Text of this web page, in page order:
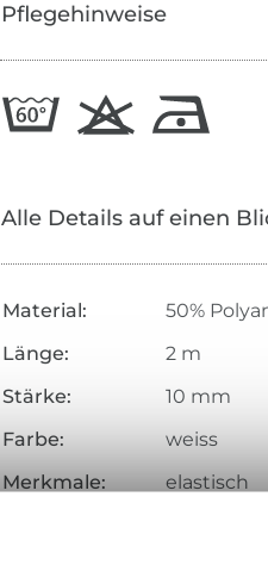
Pflegehinweise
Alle Details auf einen
Material:
50%
Länge:
2 m
Stärke:
10 mm
Farbe:
weiss
Merkmale:
elastisch